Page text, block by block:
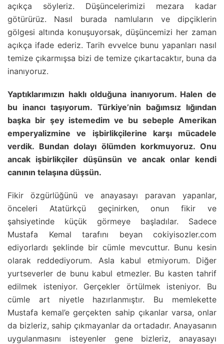
açıkça söyleriz. Düşüncelerimizi mezara kadar
götürürüz. Nasıl burada namluların ve dipçiklerin
gölgesi altında konuşuyorsak, düşüncemizi her zaman
açıkça ifade ederiz. Tarih evvelce bunu yapanları nasıl
temize çıkarmışsa bizi de temize çıkartacaktır, buna da
inanıyoruz.
Yaptıklarımızın haklı olduğuna inanıyorum. Halen de
bu inancı taşıyorum. Türkiye’nin bağımsız lığından
başka bir şey istemedim ve bu sebeple Amerikan
emperyalizmine ve işbirlikçilerine karşı mücadele
verdik. Bundan dolayı ölümden korkmuyoruz. Onu
ancak işbirlikçiler düşünsün ve ancak onlar kendi
canının telaşına düşsün.
Fikir özgürlüğünü ve anayasayı paravan yapanlar,
önceleri Atatürkçü geçinirken, onun fikir ve
şahsiyetinde küçük görmeye başladılar. Sadece
Mustafa Kemal tarafını beyan cokiyisozler.com
ediyorlardı şeklinde bir cümle mevcuttur. Bunu kesin
olarak reddediyorum. Asla kabul etmiyorum. Diğer
yurtseverler de bunu kabul etmezler. Bu kasten tahrif
edilmek isteniyor. Gerçekler örtülmek isteniyor. Bu
cümle art niyetle hazırlanmıştır. Bu memlekette
Mustafa kemal’e gerçekten sahip çıkanlar varsa, onlar
da bizleriz, sahip çıkmayanlar da ortadadır. Anayasanın
uygulanmasını isteyenler gene bizleriz, anayasayı